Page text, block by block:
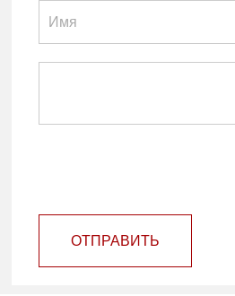
ОТПРАВИТЬ